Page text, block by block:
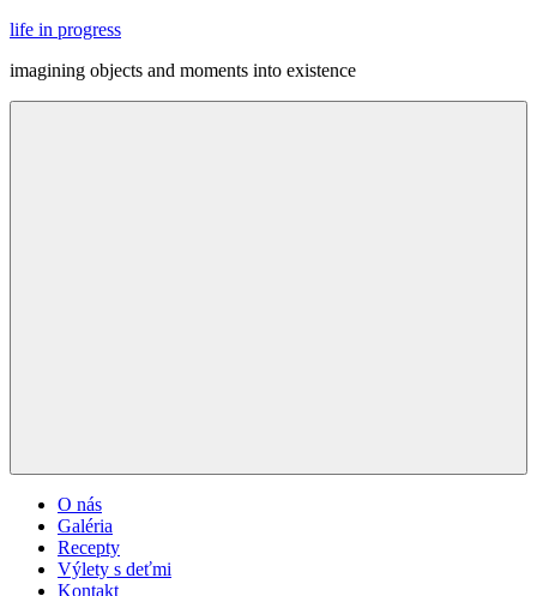
Skip
content
life in progress
imagining objects and moments into existence
O nás
Galéria
Recepty
Výlety s deťmi
Kontakt